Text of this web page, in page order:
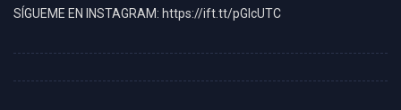
SÍGUEME EN INSTAGRAM: https://ift.tt/pGlcUTC